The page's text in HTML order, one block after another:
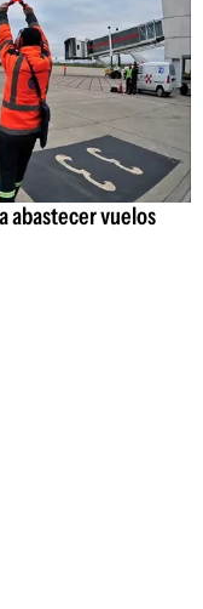
abastecer vuelos